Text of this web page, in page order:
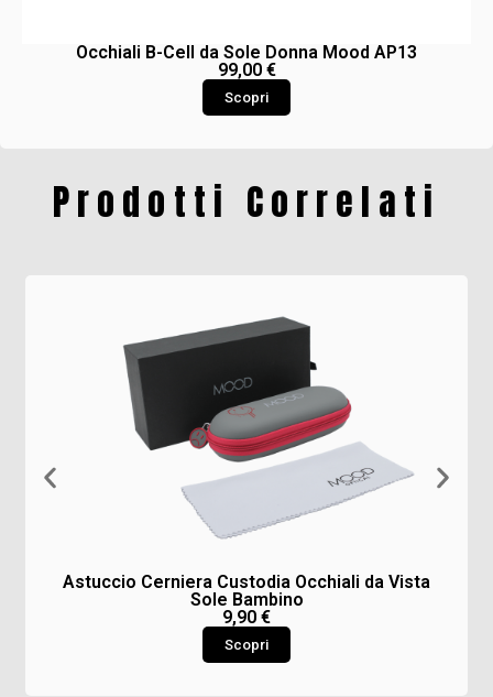
Occhiali B-Cell da Sole Donna Mood AP13
99,00 €
Scopri
Prodotti Correlati
Astuccio Cerniera Custodia Occhiali da Vista
Sole Bambino
9,90 €
Scopri